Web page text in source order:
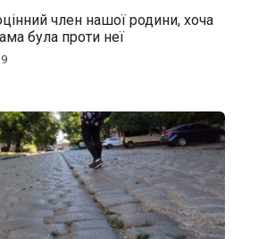
член нашої родини, хоча
була проти неї